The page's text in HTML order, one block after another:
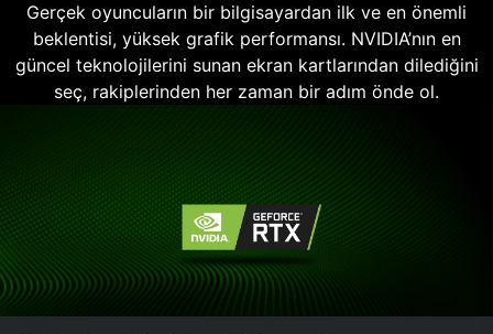
Gerçek oyuncuların bir bilgisayardan ilk ve en önemli
beklentisi, yüksek grafik performansı. NVIDIA’nın en
güncel teknolojilerini sunan ekran kartlarından dilediğini
seç, rakiplerinden her zaman bir adım önde ol.